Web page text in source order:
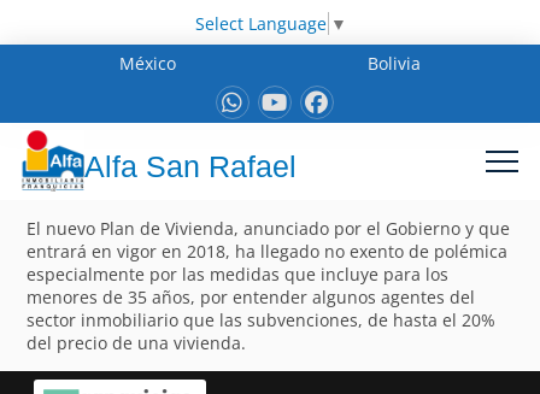
Select Language ▼
México
Bolivia
Alfa San Rafael
El nuevo Plan de Vivienda, anunciado por el Gobierno y que
entrará en vigor en 2018, ha llegado no exento de polémica
especialmente por las medidas que incluye para los
menores de 35 años, por entender algunos agentes del
sector inmobiliario que las subvenciones, de hasta el 20%
del precio de una vivienda.